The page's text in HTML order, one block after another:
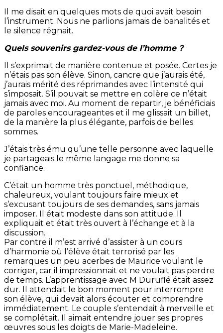
Il me disait en quelques mots de quoi avait besoin
l’instrument. Nous ne parlions jamais de banalités et
le silence régnait.
Quels souvenirs gardez-vous de l’homme ?
Il s’exprimait de manière contenue et posée. Certes je
n’étais pas son élève. Sinon, cancre que j’aurais été,
j’aurais mérité des réprimandes avec l’intensité qui
s’imposait. S’il pouvait se mettre en colère ce n’était
jamais avec moi. Au moment de repartir, je bénéficiais
de paroles encourageantes et il me glissait un billet,
de la manière la plus élégante, parfois de belles
sommes.
J’étais très ému qu’une telle personne avec laquelle
je partageais le même langage me donne sa
confiance.
C’était un homme très ponctuel, méthodique,
chaleureux, voulant toujours faire mieux et
s’excusant toujours de ses demandes, sans jamais
imposer. Il était modeste dans son attitude. Il
expliquait et était très ouvert à l’échange et à la
discussion.
Par contre il m’est arrivé d’assister à un cours
d’harmonie où l’élève était terrorisé par les
remarques un peu acerbes de Maurice voulant le
corriger, car il impressionnait et ne voulait pas perdre
de temps. L’apprentissage avec M Duruflé était assez
dur. Il attendait le bon moment pour interrompre
son élève, qui devait alors écouter et comprendre
immédiatement. Le couple s’entendait à merveille et
se complétait. Il aimait entendre jouer ses propres
œuvres sous les doigts de Marie-Madeleine.